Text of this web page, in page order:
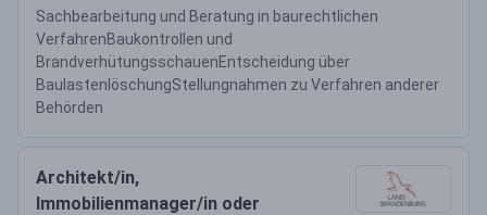
Sachbearbeitung und Beratung in baurechtlichen
VerfahrenBaukontrollen und
BrandverhütungsschauenEntscheidung über
BaulastenlöschungStellungnahmen zu Verfahren anderer
Behörden
Architekt/in,
Immobilienmanager/in oder